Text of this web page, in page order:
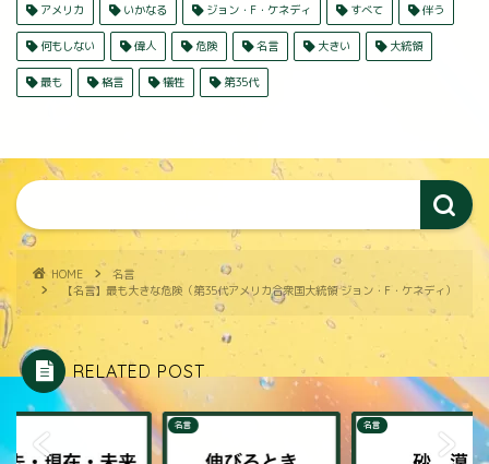
アメリカ いかなる ジョン・F・ケネディ すべて 伴う
何もしない 偉人 危険 名言 大きい 大統領
最も 格言 犠牲 第35代
HOME
名言
【名言】最も大きな危険（第35代アメリカ合衆国大統領 ジョン・F・ケネディ）
RELATED POST
名言 名言